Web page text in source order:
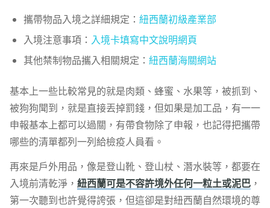
攜帶物品入境之詳細規定： 紐西蘭初級產業部
入境注意事項： 入境卡填寫中文說明網頁
其他禁制物品攜入相關規定： 紐西蘭海關網站
基本上一些比較常見的就是肉類、蜂蜜、水果等，被抓到、
被狗狗聞到，就是直接丟掉罰錢，但如果是加工品，有一一
申報基本上都可以過關，有帶食物除了申報，也記得把攜帶
哪些的清單都列一列給檢疫人員看。
再來是戶外用品，像是登山靴、登山杖、潛水裝等，都要在
入境前清乾淨， 紐西蘭可是不容許境外任何一粒土或泥巴，
第一次聽到也許覺得誇張，但這卻是對紐西蘭自然環境的尊